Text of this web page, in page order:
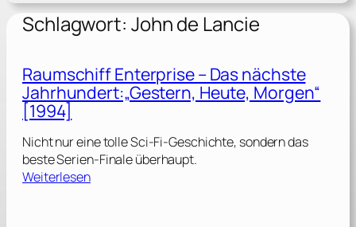
Schlagwort: John de Lancie
Raumschiff Enterprise – Das nächste
Jahrhundert:„Gestern, Heute, Morgen“
[1994]
Nicht nur eine tolle Sci-Fi-Geschichte, sondern das
beste Serien-Finale überhaupt.
Weiterlesen: